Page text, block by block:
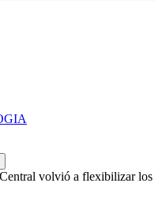
volvió a flexibilizar los